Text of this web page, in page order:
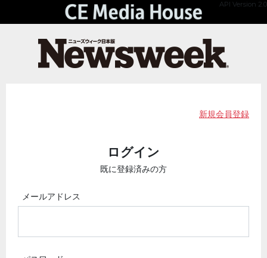
API Version 2.0
新規会員登録
ログイン
既に登録済みの方
メールアドレス